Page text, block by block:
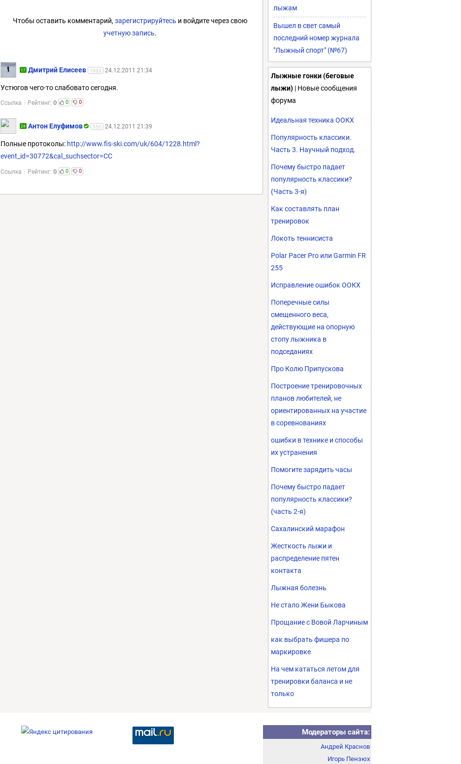
Чтобы оставить комментарий, зарегистрируйтесь и войдите через свою
учетную запись.
17 Дмитрий Елисеев 1033 24.12.2011 21:34
Устюгов чего-то слабовато сегодня.
Ссылка Рейтинг: 0 0 0
24 Антон Елуфимов 350 24.12.2011 21:39
Полные протоколы: http://www.fis-ski.com/uk/604/1228.html?
event_id=30772&cal_suchsector=CC
Ссылка Рейтинг: 0 0 0
лыжам
Вышел в свет самый
последний номер журнала
"Лыжный спорт" (№67)
Лыжные гонки (беговые
лыжи) | Новые сообщения
форума
Идеальная техника ООКХ
Популярность классики.
Часть 3. Научный подход.
Почему быстро падает
популярность классики?
(Часть 3-я)
Как составлять план
тренировок
Локоть теннисиста
Polar Pacer Pro или Garmin FR
255
Исправление ошибок ООКХ
Поперечные силы
смещенного веса,
действующие на опорную
стопу лыжника в
подседаниях
Про Колю Припускова
Построение тренировочных
планов любителей, не
ориентированных на участие
в соревнованиях
ошибки в технике и способы
их устранения
Помогите зарядить часы
Почему быстро падает
популярность классики?
(часть 2-я)
Сахалинский марафон
Жесткость лыжи и
распределение пятен
контакта
Лыжная болезнь
Не стало Жени Быкова
Прощание с Вовой Ларчиным
как выбрать фишера по
маркировке
На чем кататься летом для
тренировки баланса и не
только
Модераторы сайта:
Андрей Краснов
Игорь Пензюх